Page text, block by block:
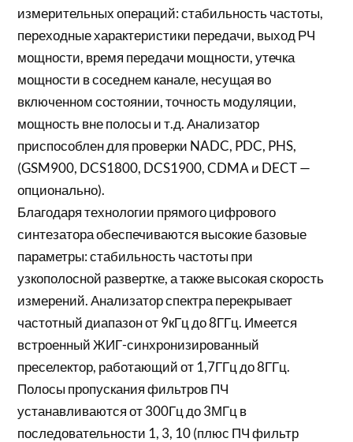
измерительных операций: стабильность частоты,
переходные характеристики передачи, выход РЧ
мощности, время передачи мощности, утечка
мощности в соcеднем канале, несущая во
включенном состоянии, точность модуляции,
мощность вне полосы и т.д. Анализатор
приспособлен для проверки NADC, PDC, PHS,
(GSM900, DCS1800, DCS1900, CDMA и DECT —
опционально).
Благодаря технологии прямого цифрового
синтезатора обеспечиваются высокие базовые
параметры: стабильность частоты при
узкополосной развертке, а также высокая скорость
измерений. Анализатор спектра перекрывает
частотный диапазон от 9кГц до 8ГГц. Имеется
встроенный ЖИГ-синхронизированный
преселектор, работающий от 1,7ГГц до 8ГГц.
Полосы пропускания фильтров ПЧ
устанавливаются от 300Гц до 3МГц в
последовательности 1, 3, 10 (плюс ПЧ фильтр